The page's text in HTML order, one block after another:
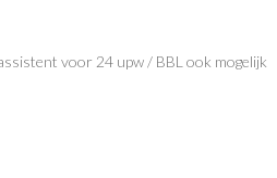
voor 24 upw / BBL ook mogelijk